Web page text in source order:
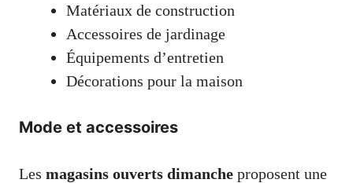
Matériaux de construction
Accessoires de jardinage
Équipements d’entretien
Décorations pour la maison
Mode et accessoires
Les magasins ouverts dimanche proposent une